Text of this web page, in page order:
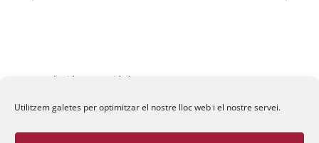
Utilitzem galetes per optimitzar el nostre lloc web i el nostre servei.
Fundació La Passió d’Esparreguera, 2026